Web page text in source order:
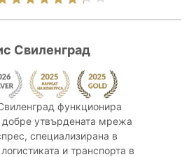
Свиленград
функционира
добре утвърдената мрежа
специализирана в
и транспорта в